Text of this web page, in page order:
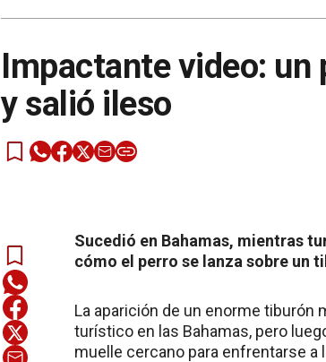
Impactante video: un
y salió ileso
Sucedió en Bahamas, mientras
cómo el perro se lanza sobre un
La aparición de un enorme tiburón
turístico en las Bahamas, pero
muelle cercano para enfrentarse a